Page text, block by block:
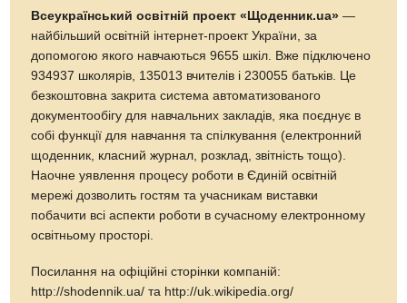
Всеукраїнський освітній проект «Щоденник.ua» —
найбільший освітній інтернет-проект України, за
допомогою якого навчаються 9655 шкіл. Вже підключено
934937 школярів, 135013 вчителів i 230055 батьків. Це
безкоштовна закрита система автоматизованого
документообігу для навчальних закладів, яка поєднує в
собі функції для навчання та спілкування (електронний
щоденник, класний журнал, розклад, звітність тощо).
Наочне уявлення процесу роботи в Єдиній освітній
мережі дозволить гостям та учасникам виставки
побачити всі аспекти роботи в сучасному електронному
освітньому просторі.
Посилання на офіційні сторінки компаній:
http://shodennik.ua/ та http://uk.wikipedia.org/